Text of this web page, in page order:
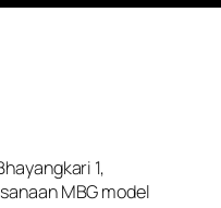
1,
MBG model